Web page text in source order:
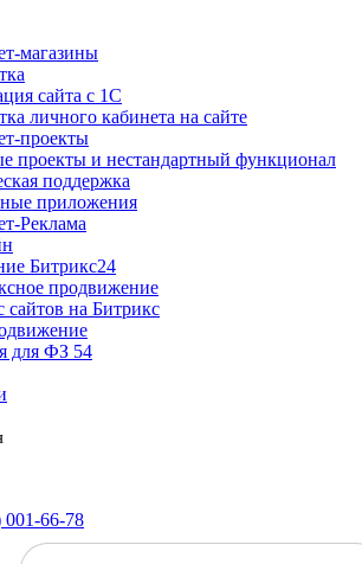
магазины
сайта с 1С
личного кабинета на сайте
проекты
проекты и нестандартный функционал
поддержка
приложения
Реклама
Битрикс24
продвижение
сайтов на Битрикс
для ФЗ 54
001-66-78